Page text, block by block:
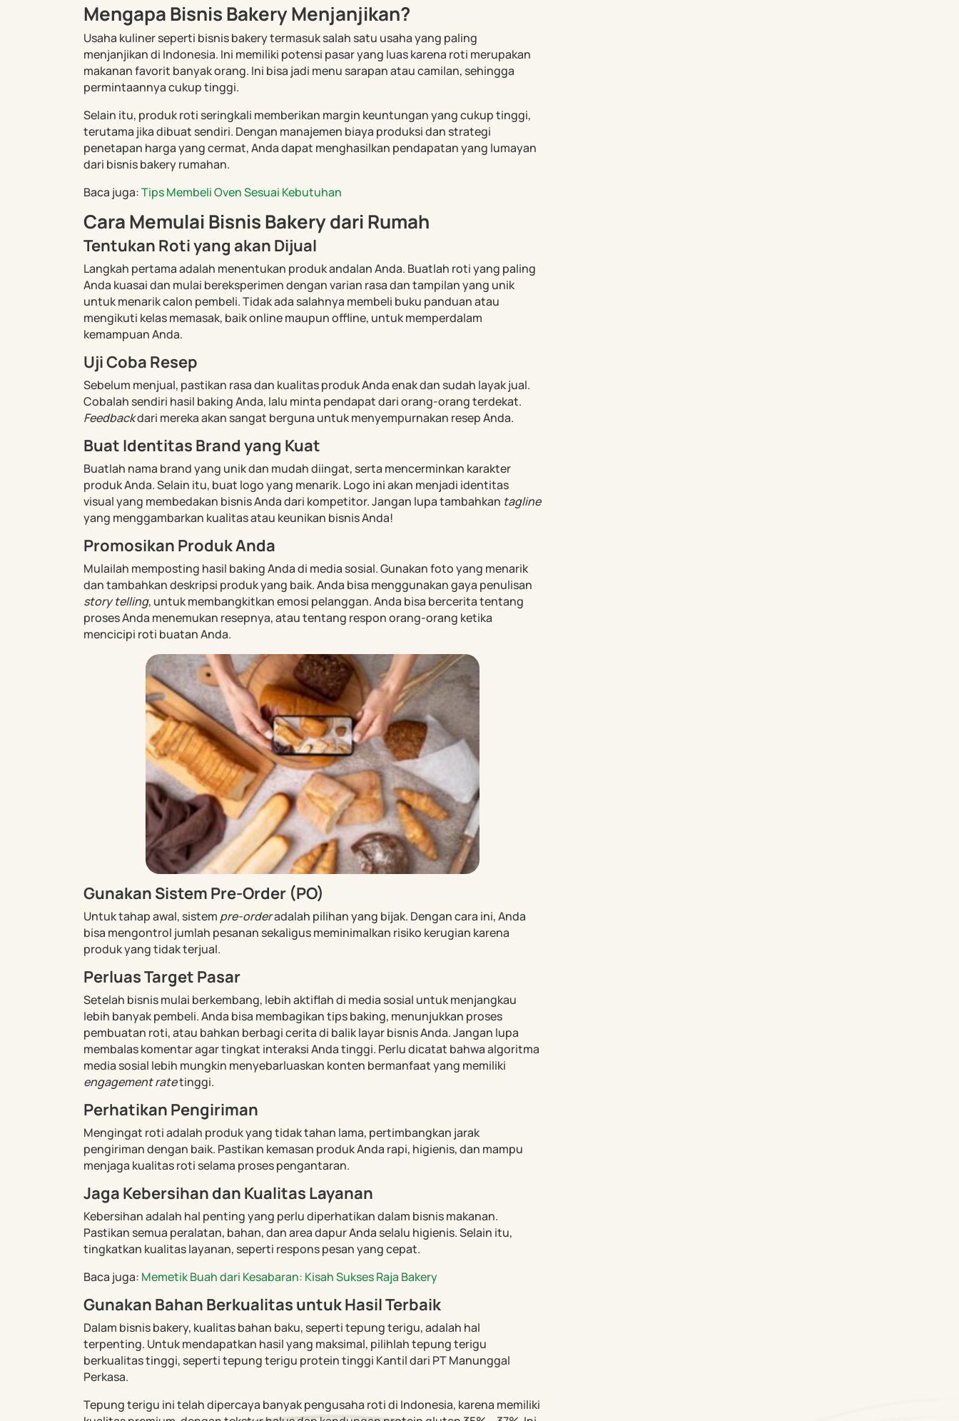
Mengapa Bisnis Bakery Menjanjikan?
Usaha kuliner seperti bisnis bakery termasuk salah satu usaha yang paling
menjanjikan di Indonesia. Ini memiliki potensi pasar yang luas karena roti merupakan
makanan favorit banyak orang. Ini bisa jadi menu sarapan atau camilan, sehingga
permintaannya cukup tinggi.
Selain itu, produk roti seringkali memberikan margin keuntungan yang cukup tinggi,
terutama jika dibuat sendiri. Dengan manajemen biaya produksi dan strategi
penetapan harga yang cermat, Anda dapat menghasilkan pendapatan yang lumayan
dari bisnis bakery rumahan.
Baca juga:Tips Membeli Oven Sesuai Kebutuhan
Cara Memulai Bisnis Bakery dari Rumah
Tentukan Roti yang akan Dijual
Langkah pertama adalah menentukan produk andalan Anda. Buatlah roti yang paling
Anda kuasai dan mulai bereksperimen dengan varian rasa dan tampilan yang unik
untuk menarik calon pembeli. Tidak ada salahnya membeli buku panduan atau
mengikuti kelas memasak, baik online maupun offline, untuk memperdalam
kemampuan Anda.
Uji Coba Resep
Sebelum menjual, pastikan rasa dan kualitas produk Anda enak dan sudah layak jual.
Cobalah sendiri hasil baking Anda, lalu minta pendapat dari orang-orang terdekat.
Feedbackdari mereka akan sangat berguna untuk menyempurnakan resep Anda.
Buat Identitas Brand yang Kuat
Buatlah nama brand yang unik dan mudah diingat, serta mencerminkan karakter
produk Anda. Selain itu, buat logo yang menarik. Logo ini akan menjadi identitas
visual yang membedakan bisnis Anda dari kompetitor. Jangan lupa tambahkan tagline
yang menggambarkan kualitas atau keunikan bisnis Anda!
Promosikan Produk Anda
Mulailah memposting hasil baking Anda di media sosial. Gunakan foto yang menarik
dan tambahkan deskripsi produk yang baik. Anda bisa menggunakan gaya penulisan
story telling, untuk membangkitkan emosi pelanggan. Anda bisa bercerita tentang
proses Anda menemukan resepnya, atau tentang respon orang-orang ketika
mencicipi roti buatan Anda.
Gunakan Sistem Pre-Order (PO)
Untuk tahap awal, sistem pre-orderadalah pilihan yang bijak. Dengan cara ini, Anda
bisa mengontrol jumlah pesanan sekaligus meminimalkan risiko kerugian karena
produk yang tidak terjual.
Perluas Target Pasar
Setelah bisnis mulai berkembang, lebih aktiflah di media sosial untuk menjangkau
lebih banyak pembeli. Anda bisa membagikan tips baking, menunjukkan proses
pembuatan roti, atau bahkan berbagi cerita di balik layar bisnis Anda. Jangan lupa
membalas komentar agar tingkat interaksi Anda tinggi. Perlu dicatat bahwa algoritma
media sosial lebih mungkin menyebarluaskan konten bermanfaat yang memiliki
engagement ratetinggi.
Perhatikan Pengiriman
Mengingat roti adalah produk yang tidak tahan lama, pertimbangkan jarak
pengiriman dengan baik. Pastikan kemasan produk Anda rapi, higienis, dan mampu
menjaga kualitas roti selama proses pengantaran.
Jaga Kebersihan dan Kualitas Layanan
Kebersihan adalah hal penting yang perlu diperhatikan dalam bisnis makanan.
Pastikan semua peralatan, bahan, dan area dapur Anda selalu higienis. Selain itu,
tingkatkan kualitas layanan, seperti respons pesan yang cepat.
Baca juga: Memetik Buah dari Kesabaran: Kisah Sukses Raja Bakery
Gunakan Bahan Berkualitas untuk Hasil Terbaik
Dalam bisnis bakery, kualitas bahan baku, seperti tepung terigu, adalah hal
terpenting. Untuk mendapatkan hasil yang maksimal, pilihlah tepung terigu
berkualitas tinggi, seperti tepung terigu protein tinggi Kantil dari PT Manunggal
Perkasa.
Tepung terigu ini telah dipercaya banyak pengusaha roti di Indonesia, karena memiliki